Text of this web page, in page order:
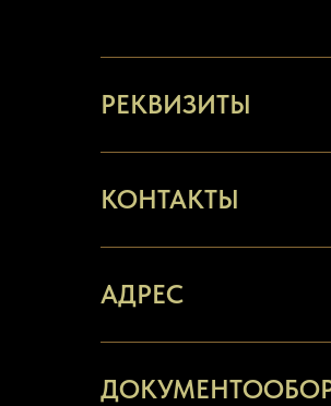
РЕКВИЗИТЫ
КОНТАКТЫ
АДРЕС